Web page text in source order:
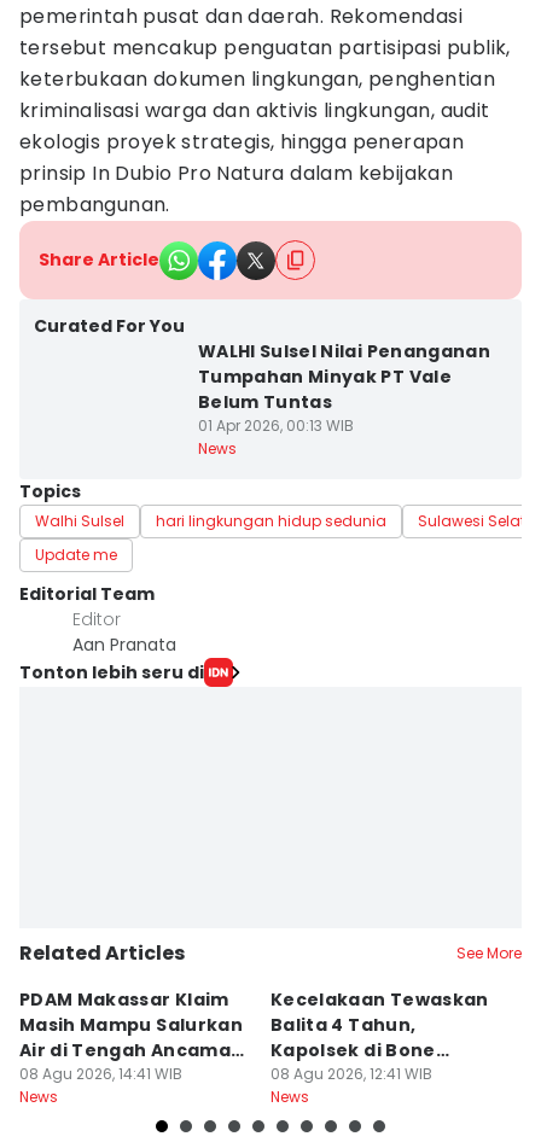
pemerintah pusat dan daerah. Rekomendasi
tersebut mencakup penguatan partisipasi publik,
keterbukaan dokumen lingkungan, penghentian
kriminalisasi warga dan aktivis lingkungan, audit
ekologis proyek strategis, hingga penerapan
prinsip In Dubio Pro Natura dalam kebijakan
pembangunan.
Share Article
Curated For You
WALHI Sulsel Nilai Penanganan
Tumpahan Minyak PT Vale
Belum Tuntas
01 Apr 2026, 00:13 WIB
News
Topics
Walhi Sulsel hari lingkungan hidup sedunia
Sulawesi
Update me
Editorial Team
Editor
Aan Pranata
Tonton lebih seru di
Related Articles See More
PDAM Makassar Klaim
Masih Mampu Salurkan
Air di Tengah Ancaman
Kekeringan
08 Agu 2026, 14:41 WIB
News
Kecelakaan Tewaskan
Balita 4 Tahun,
Kapolsek di Bone
Diperiksa Propam
08 Agu 2026, 12:41 WIB
News